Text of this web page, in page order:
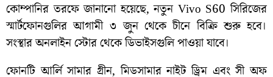
কোম্পানির তরফে জানানো হয়েছে, নতুন Vivo S60 সিরিজের
স্মার্টফোনগুলির আগামী ৩ জুন থেকে চীনে বিক্রি শুরু হবে।
সংস্থার অনলাইন স্টোর থেকে ডিভাইসগুলি পাওয়া যাবে।
ফোনটি আর্লি সামার গ্রীন, মিডসামার নাইট ড্রিম এবং সী অফ